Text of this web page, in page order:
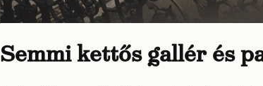
Semmi kettős gallér és